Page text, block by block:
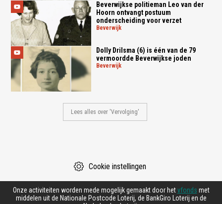
Beverwijkse politieman Leo van der
Hoorn ontvangt postuum
onderscheiding voor verzet
beverwijk
Dolly Drilsma (6) is één van de 79
vermoordde Beverwijkse joden
beverwijk
Lees alles over 'Vervolging'
Cookie instellingen
Onze activiteiten worden mede mogelijk gemaakt door hetvfonds met
middelen uit de Nationale Postcode Loterij, de BankGiro Loterij en de